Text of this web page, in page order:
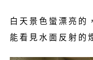
白天景色蠻漂亮的
能看見水面反射的